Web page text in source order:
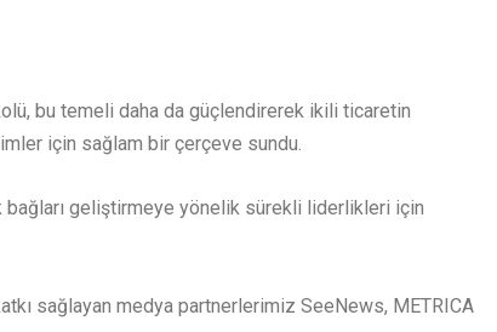
bu temeli daha da güçlendirerek ikili ticaretin
için sağlam bir çerçeve sundu.
bağları geliştirmeye yönelik sürekli liderlikleri için
sağlayan medya partnerlerimiz SeeNews, METRICA